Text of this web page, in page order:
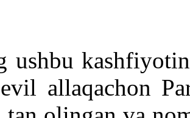
ushbu
allaqachon